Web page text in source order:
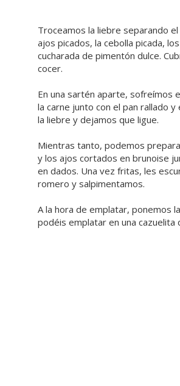
Troceamos la liebre separando
ajos picados, la cebolla picada,
cucharada de pimentón dulce.
cocer.
En una sartén aparte, sofreímos
la carne junto con el pan rallado
la liebre y dejamos que ligue.
Mientras tanto, podemos
y los ajos cortados en brunoise
en dados. Una vez fritas, les
romero y salpimentamos.
A la hora de emplatar, ponemos
podéis emplatar en una cazuelita